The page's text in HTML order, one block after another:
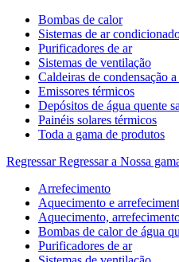
Bombas de calor
Sistemas de ar
Purificadores de ar
Sistemas de ventilação
Caldeiras de condensação a
Emissores térmicos
Depósitos de água quente
Painéis solares térmicos
Toda a gama de produtos
Regressar Regressar a Nossa
Arrefecimento
Aquecimento e
Aquecimento,
Bombas de calor de água
Purificadores de ar